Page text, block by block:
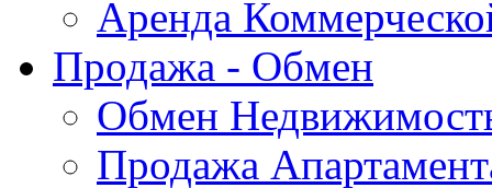
Аренда
Продажа - Обмен
Обмен
Продажа